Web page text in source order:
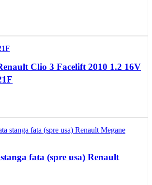
Clio 3 Facelift 2010 1.2 16V
fata (spre usa) Renault